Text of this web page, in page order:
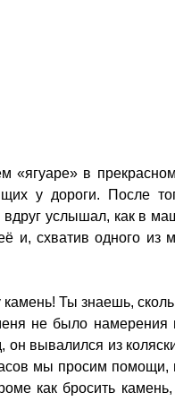
в
у дороги. После
услышал, как в
и, схватив одного из
Ты знаешь,
не было намерения
вывалился из
мы просим
как бросить